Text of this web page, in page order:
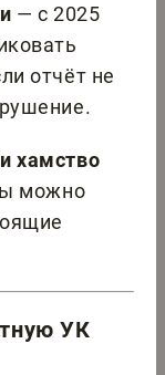
— с 2025
отчёт не
хамство
можно
УК